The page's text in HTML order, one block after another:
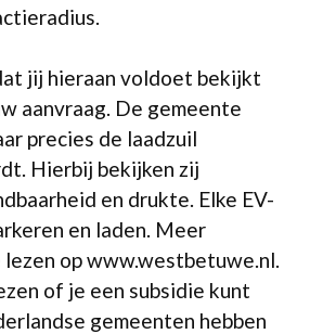
jij hieraan voldoet bekijkt
aanvraag. De gemeente
precies de laadzuil
Hierbij bekijken zij
en drukte. Elke EV-
en laden. Meer
op www.westbetuwe.nl.
of je een subsidie kunt
gemeenten hebben